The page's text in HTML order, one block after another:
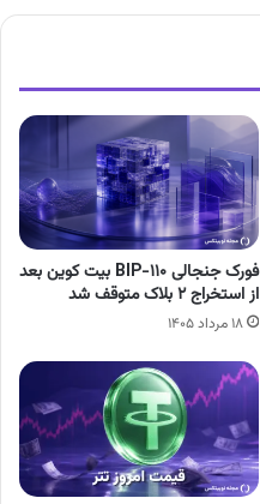
فورک جنجالی BIP-110 بیت کوین بعد
از استخراج ۲ بلاک متوقف شد
۱۸ مرداد ۱۴۰۵